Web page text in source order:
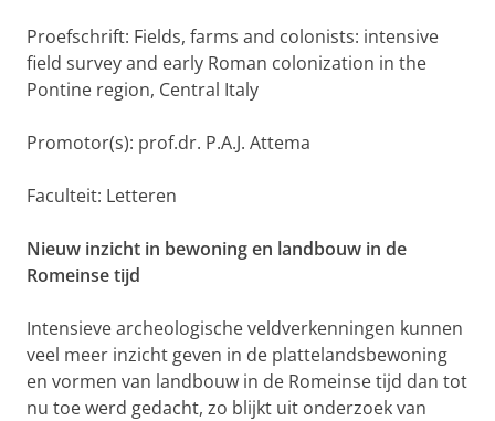
Proefschrift: Fields, farms and colonists: intensive
field survey and early Roman colonization in the
Pontine region, Central Italy
Promotor(s): prof.dr. P.A.J. Attema
Faculteit: Letteren
Nieuw inzicht in bewoning en landbouw in de
Romeinse tijd
Intensieve archeologische veldverkenningen kunnen
veel meer inzicht geven in de plattelandsbewoning
en vormen van landbouw in de Romeinse tijd dan tot
nu toe werd gedacht, zo blijkt uit onderzoek van